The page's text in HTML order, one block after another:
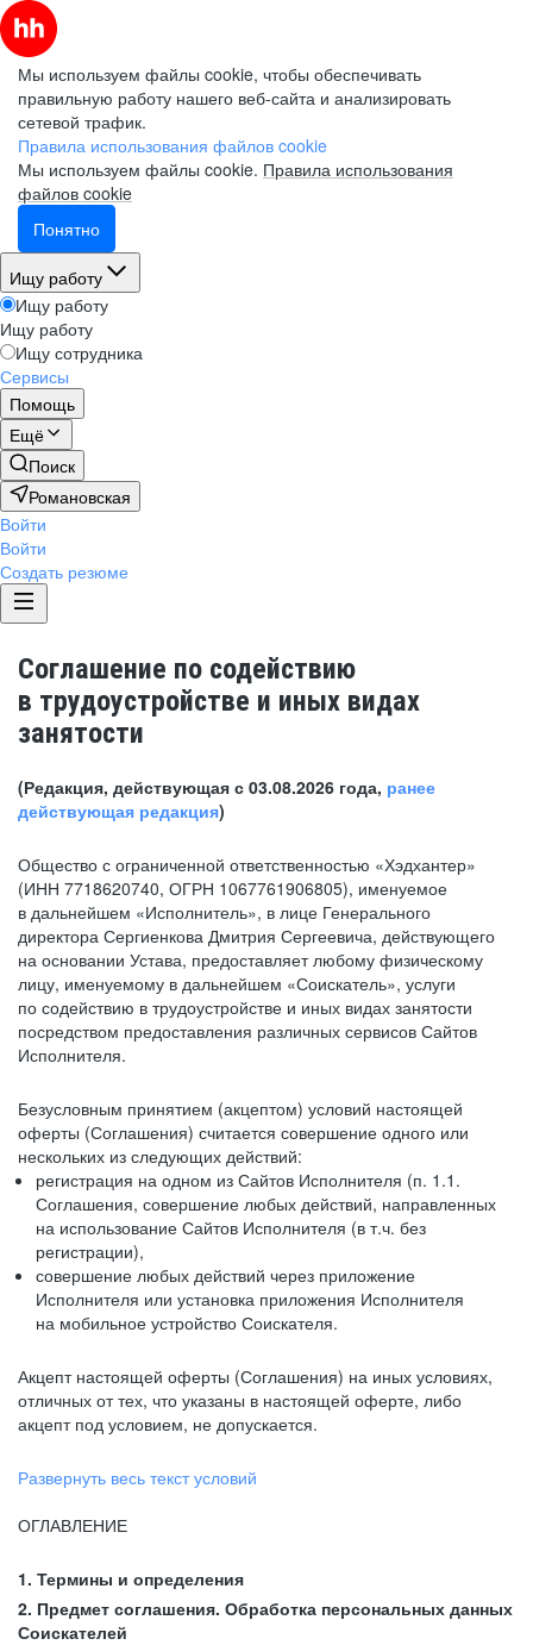
Мы используем файлы cookie, чтобы обеспечивать
правильную работу нашего веб-сайта и анализировать
сетевой трафик.
Правила использования файлов cookie
Мы используем файлы cookie. Правила использования
файлов cookie
Понятно
Ищу работу
Ищу работу
Ищу работу
Ищу сотрудника
Сервисы
Помощь
Ещё
Поиск
Романовская
Войти
Войти
Создать резюме
Соглашение по содействию
в трудоустройстве и иных видах
занятости
(Редакция, действующая с 03.08.2026 года, ранее
действующая редакция)
Общество с ограниченной ответственностью «Хэдхантер»
(ИНН 7718620740, ОГРН 1067761906805), именуемое
в дальнейшем «Исполнитель», в лице Генерального
директора Сергиенкова Дмитрия Сергеевича, действующего
на основании Устава, предоставляет любому физическому
лицу, именуемому в дальнейшем «Соискатель», услуги
по содействию в трудоустройстве и иных видах занятости
посредством предоставления различных сервисов Сайтов
Исполнителя.
Безусловным принятием (акцептом) условий настоящей
оферты (Соглашения) считается совершение одного или
нескольких из следующих действий:
регистрация на одном из Сайтов Исполнителя (п. 1.1.
Соглашения, совершение любых действий, направленных
на использование Сайтов Исполнителя (в т.ч. без
регистрации),
совершение любых действий через приложение
Исполнителя или установка приложения Исполнителя
на мобильное устройство Соискателя.
Акцепт настоящей оферты (Соглашения) на иных условиях,
отличных от тех, что указаны в настоящей оферте, либо
акцепт под условием, не допускается.
Развернуть весь текст условий
ОГЛАВЛЕНИЕ
1. Термины и определения
2. Предмет соглашения. Обработка персональных данных
Соискателей